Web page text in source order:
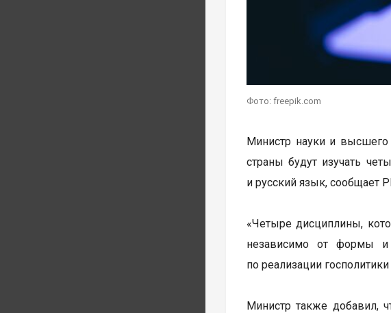
Фото: freepik.com
Министр науки и высшего
страны будут изучать
и русский язык, сообщает
«Четыре дисциплины,
независимо от формы и
по реализации
Министр также добавил,